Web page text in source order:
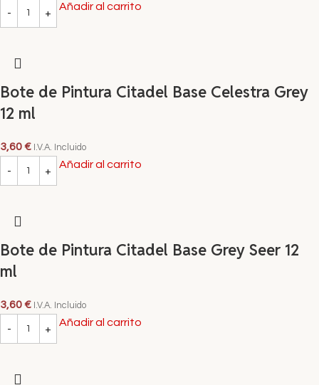
Añadir al carrito
Bote de Pintura Citadel Base Celestra Grey
12 ml
3,60€ I.V.A. Incluido
Añadir al carrito
Bote de Pintura Citadel Base Grey Seer 12
ml
3,60€ I.V.A. Incluido
Añadir al carrito